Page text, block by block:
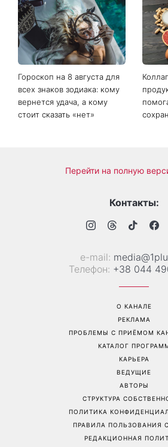
Гороскоп на 8 августа для
всех знаков зодиака: кому
вернется удача, а кому
стоит сказать «нет»
Перейти на полную
Контакты:
е-mail:
Телефон: +38 044
О КАНАЛЕ
РЕКЛАМА
ПРОБЛЕМЫ С ПРИЁМОМ
КАТАЛОГ
КАРЬЕРА
ВЕДУЩИЕ
АВТОРЫ
СТРУКТУРА
ПОЛИТИКА
ПРАВИЛА ПОЛЬЗОВАНИЯ
РЕДАКЦИОННАЯ